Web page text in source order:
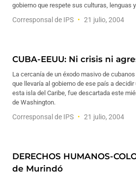
gobierno que respete sus culturas, lenguas y
Corresponsal de IPS 21 julio, 2004
CUBA-EEUU: Ni crisis ni
La cercanía de un éxodo masivo de
que llevaría al gobierno de ese país a
esta isla del Caribe, fue descartada este
de Washington.
Corresponsal de IPS 21 julio, 2004
DERECHOS HUMANOS-
de Murindó